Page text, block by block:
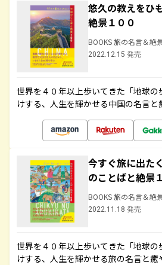
悠久の教えをひ
絶景１００
BOOKS 旅の名言＆絶
2022.12.15 発売
世界を４０年以上歩いてきた「地球
けする、人生を輝かせる中国の名言と
今すぐ旅に出た
のことばと絶景
BOOKS 旅の名言＆絶
2022.11.18 発売
世界を４０年以上歩いてきた「地球
けする、人生を輝かせる旅の名言と癒